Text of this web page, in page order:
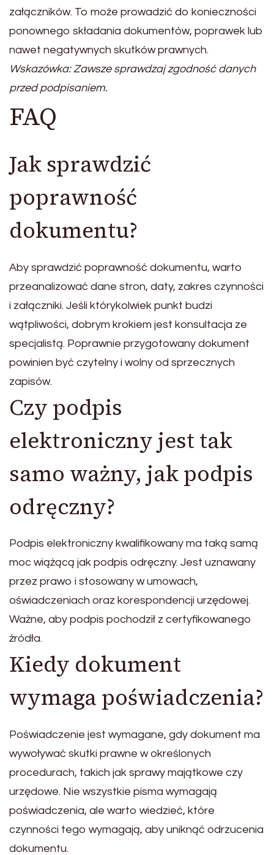
załączników. To może prowadzić do konieczności
ponownego składania dokumentów, poprawek lub
nawet negatywnych skutków prawnych.
Wskazówka: Zawsze sprawdzaj zgodność danych
przed podpisaniem.
FAQ
Jak sprawdzić
poprawność
dokumentu?
Aby sprawdzić poprawność dokumentu, warto
przeanalizować dane stron, daty, zakres czynności
i załączniki. Jeśli którykolwiek punkt budzi
wątpliwości, dobrym krokiem jest konsultacja ze
specjalistą. Poprawnie przygotowany dokument
powinien być czytelny i wolny od sprzecznych
zapisów.
Czy podpis
elektroniczny jest tak
samo ważny, jak podpis
odręczny?
Podpis elektroniczny kwalifikowany ma taką samą
moc wiążącą jak podpis odręczny. Jest uznawany
przez prawo i stosowany w umowach,
oświadczeniach oraz korespondencji urzędowej.
Ważne, aby podpis pochodził z certyfikowanego
źródła.
Kiedy dokument
wymaga poświadczenia?
Poświadczenie jest wymagane, gdy dokument ma
wywoływać skutki prawne w określonych
procedurach, takich jak sprawy majątkowe czy
urzędowe. Nie wszystkie pisma wymagają
poświadczenia, ale warto wiedzieć, które
czynności tego wymagają, aby uniknąć odrzucenia
dokumentu.